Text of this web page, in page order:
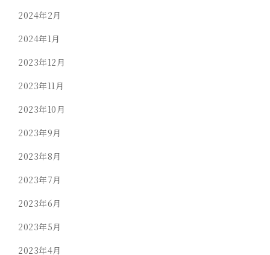
2024年2月
2024年1月
2023年12月
2023年11月
2023年10月
2023年9月
2023年8月
2023年7月
2023年6月
2023年5月
2023年4月